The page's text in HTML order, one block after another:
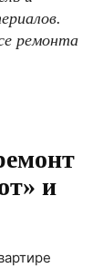
ремонта
и